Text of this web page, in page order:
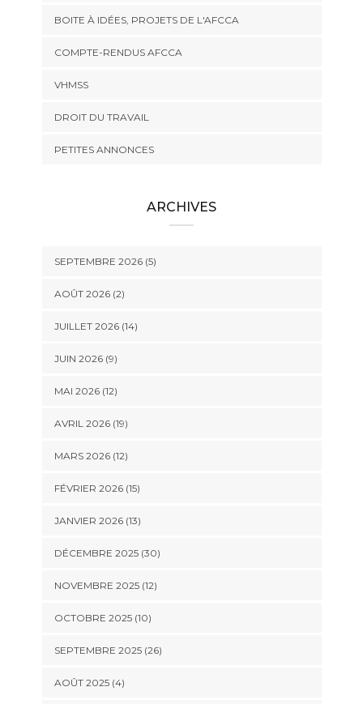
BOITE À IDÉES, PROJETS DE L'AFCCA
COMPTE-RENDUS AFCCA
VHMSS
DROIT DU TRAVAIL
PETITES ANNONCES
ARCHIVES
SEPTEMBRE 2026 (5)
AOÛT 2026 (2)
JUILLET 2026 (14)
JUIN 2026 (9)
MAI 2026 (12)
AVRIL 2026 (19)
MARS 2026 (12)
FÉVRIER 2026 (15)
JANVIER 2026 (13)
DÉCEMBRE 2025 (30)
NOVEMBRE 2025 (12)
OCTOBRE 2025 (10)
SEPTEMBRE 2025 (26)
AOÛT 2025 (4)